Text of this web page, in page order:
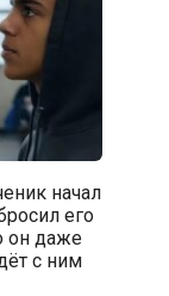
начал
его
он даже
с ним